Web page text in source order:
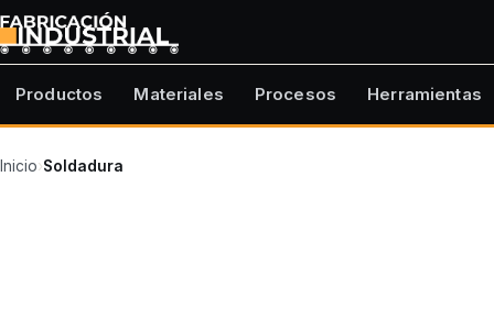
Productos Materiales Procesos Herramientas
Inicio›Soldadura